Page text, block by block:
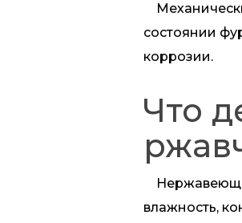
состоянии
коррозии.
Что
влажность,